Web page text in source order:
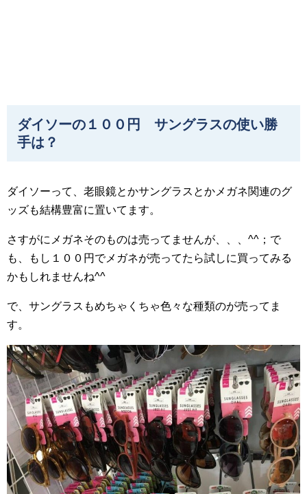
ダイソーの１００円 サングラスの使い勝
手は？
ダイソーって、老眼鏡とかサングラスとかメガネ関連のグ
ッズも結構豊富に置いてます。
さすがにメガネそのものは売ってませんが、、、^^；で
も、もし１００円でメガネが売ってたら試しに買ってみる
かもしれませんね^^
で、サングラスもめちゃくちゃ色々な種類のが売ってま
す。